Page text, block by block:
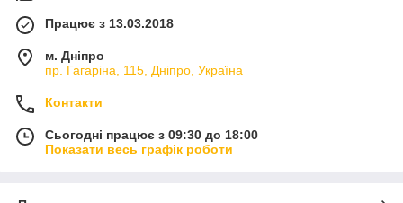
Працює з 13.03.2018
м. Дніпро
пр. Гагаріна, 115, Дніпро, Україна
Контакти
Сьогодні працює з 09:30 до 18:00
Показати весь графік роботи